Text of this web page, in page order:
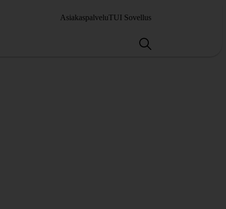
AsiakaspalveluTUI Sovellus